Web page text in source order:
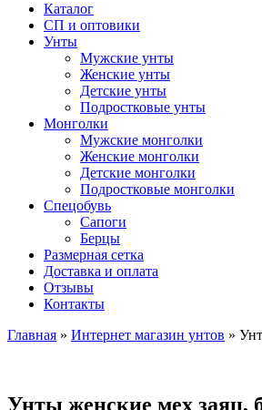
Каталог
СП и оптовики
Унты
Мужские унты
Женские унты
Детские унты
Подростковые унты
Монголки
Мужские монголки
Женские монголки
Детские монголки
Подростковые монголки
Спецобувь
Сапоги
Берцы
Размерная сетка
Доставка и оплата
Отзывы
Контакты
Главная » Интернет магазин унтов »
Унты женские мех заяц,